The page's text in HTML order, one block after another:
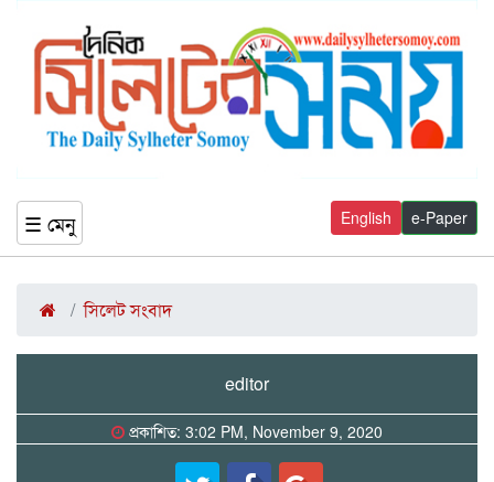
☰ মেনু e-Paper
English
সিলেট সংবাদ
editor
প্রকাশিত: 3:02 PM, November 9, 2020